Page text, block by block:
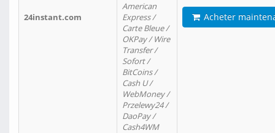
24instant.com
American
Express /
Carte Bleue /
OKPay / Wire
Transfer /
Sofort /
BitCoins /
Cash U /
WebMoney /
Przelewy24 /
DaoPay /
Cash4WM
Acheter